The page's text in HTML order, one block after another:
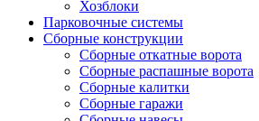
Хозблоки
Парковочные системы
Сборные конструкции
Сборные откатные ворота
Сборные распашные ворота
Сборные калитки
Сборные гаражи